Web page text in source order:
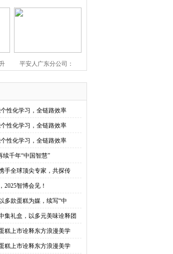
平安人广东分公司：
性化学习，全链路效率
性化学习，全链路效率
性化学习，全链路效率
续千年“中国智慧”
手全球顶尖专家，共探传
2025智博会见！
多款蛋糕为媒，续写“中
集礼盒，以多元美味诠释团
糕上市诠释东方浪漫美学
糕上市诠释东方浪漫美学